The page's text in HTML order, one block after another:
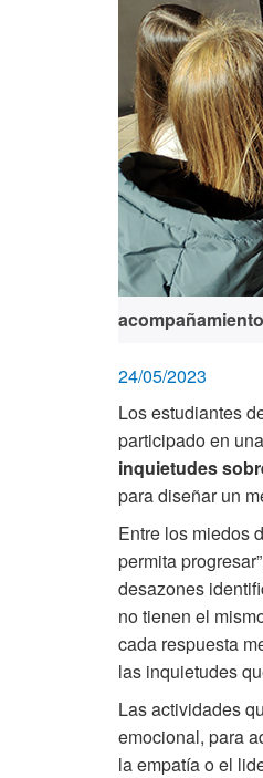
24/05/2023
Los estudiantes
participado en una
inquietudes
para diseñar un
Entre los miedos
permita
desazones
no tienen el
cada respuesta
las inquietudes
Las actividades
emocional, para
la empatía o el